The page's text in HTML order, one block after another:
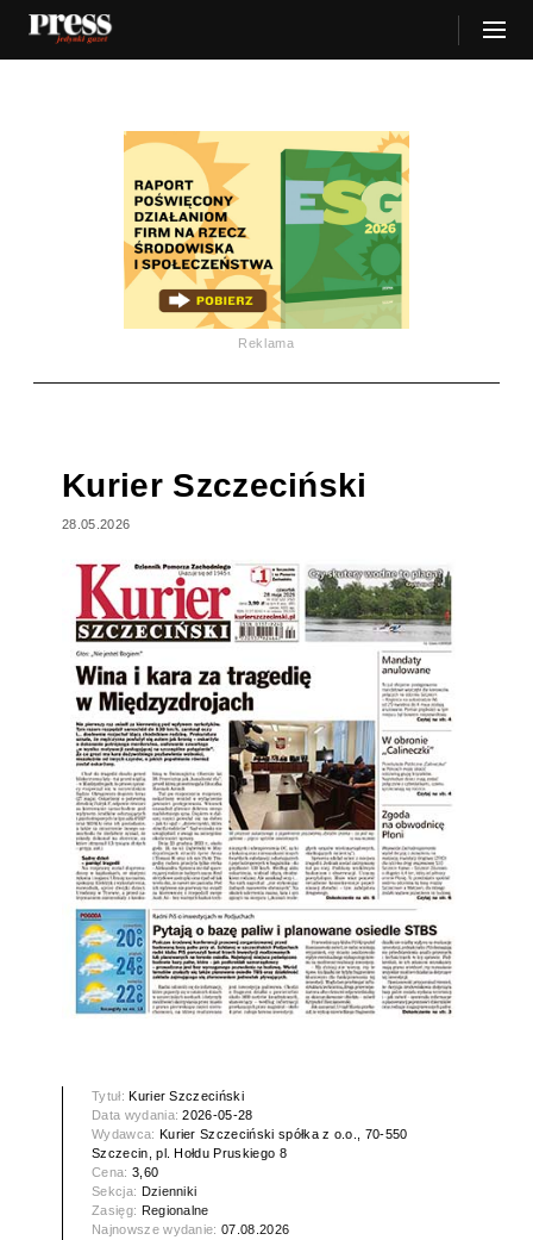
Reklama
Kurier Szczeciński
28.05.2026
Tytuł: Kurier Szczeciński
Data wydania:2026-05-28
Wydawca: Kurier Szczeciński spółka z o.o., 70-550
Szczecin, pl. Hołdu Pruskiego 8
Cena: 3,60
Sekcja: Dzienniki
Zasięg: Regionalne
Najnowsze wydanie:07.08.2026